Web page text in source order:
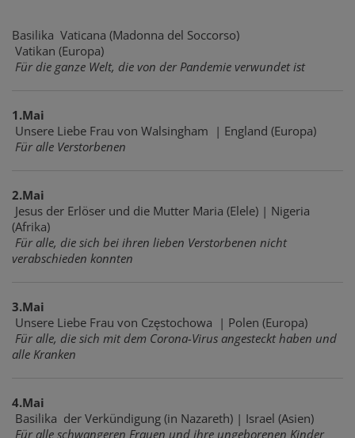
Basilika Vaticana (Madonna del Soccorso)
Vatikan (Europa)
Für die ganze Welt, die von der Pandemie verwundet ist
1.Mai
Unsere Liebe Frau von Walsingham | England (Europa)
Für alle Verstorbenen
2.Mai
Jesus der Erlöser und die Mutter Maria (Elele) | Nigeria
(Afrika)
Für alle, die sich bei ihren lieben Verstorbenen nicht
verabschieden konnten
3.Mai
Unsere Liebe Frau von Częstochowa | Polen (Europa)
Für alle, die sich mit dem Corona-Virus angesteckt haben und
alle Kranken
4.Mai
Basilika der Verkündigung (in Nazareth) | Israel (Asien)
Für alle schwangeren Frauen und ihre ungeborenen Kinder